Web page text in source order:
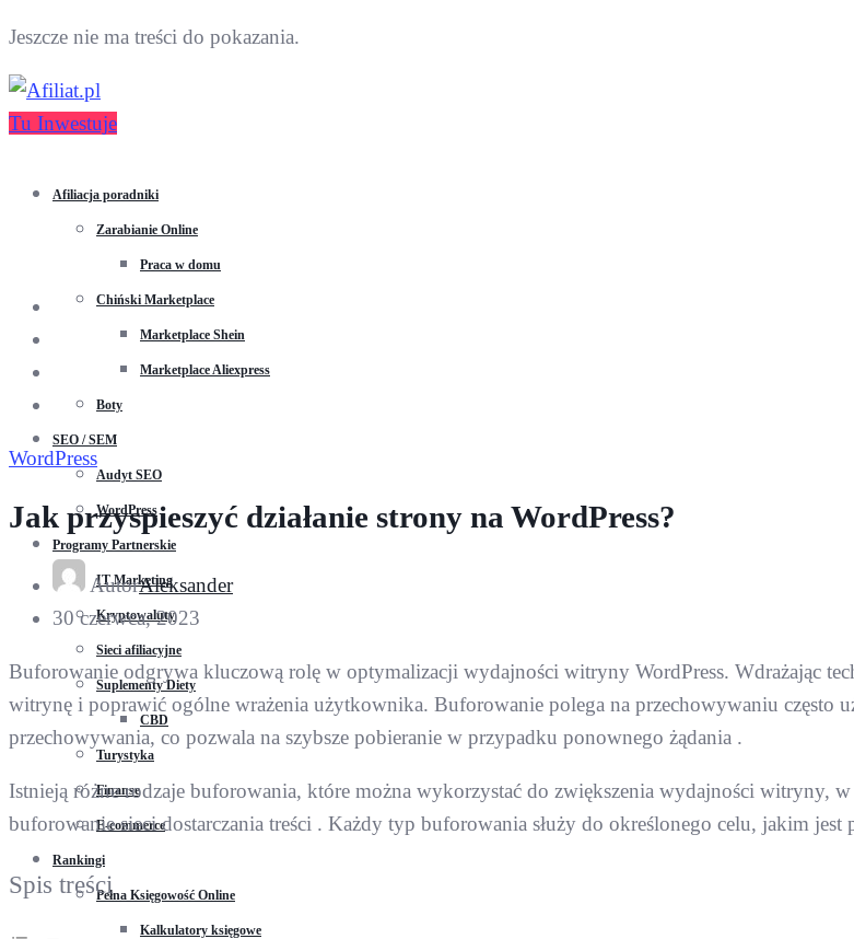
Jeszcze nie ma treści do pokazania.
Tu Inwestuje
Afiliacja poradniki
Zarabianie Online
Praca w domu
Chiński Marketplace
Marketplace Shein
Marketplace Aliexpress
Boty
SEO / SEM
Audyt SEO
WordPress
Programy Partnerskie
IT Marketing
Kryptowaluty
Sieci afiliacyjne
Suplementy Diety
CBD
Turystyka
Finanse
E-commerce
Rankingi
Pełna Księgowość Online
Kalkulatory księgowe
WordPress
Jak przyspieszyć działanie strony na WordPress?
AutorAleksander
30 czerwca, 2023
Buforowanie odgrywa kluczową rolę w optymalizacji wydajności witryny WordPress. Wdrażając
witrynę i poprawić ogólne wrażenia użytkownika. Buforowanie polega na przechowywaniu często
przechowywania, co pozwala na szybsze pobieranie w przypadku ponownego żądania .
Istnieją różne rodzaje buforowania, które można wykorzystać do zwiększenia wydajności witryny,
buforowanie sieci dostarczania treści . Każdy typ buforowania służy do określonego celu, jakim
Spis treści